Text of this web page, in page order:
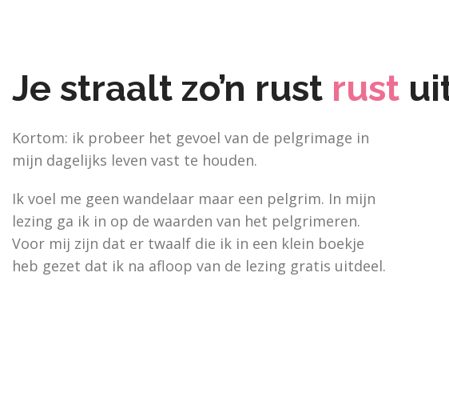
Je straalt zo’n rust rust
Kortom: ik probeer het gevoel van de pelgrimage in
mijn dagelijks leven vast te houden.
Ik voel me geen wandelaar maar een pelgrim. In mijn
lezing ga ik in op de waarden van het pelgrimeren.
Voor mij zijn dat er twaalf die ik in een klein boekje
heb gezet dat ik na afloop van de lezing gratis uitdeel.